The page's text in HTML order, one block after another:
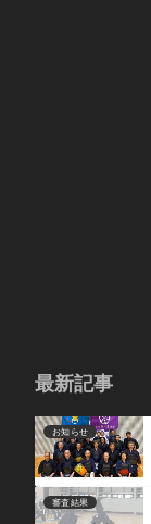
最新記事
お知らせ
審査結果